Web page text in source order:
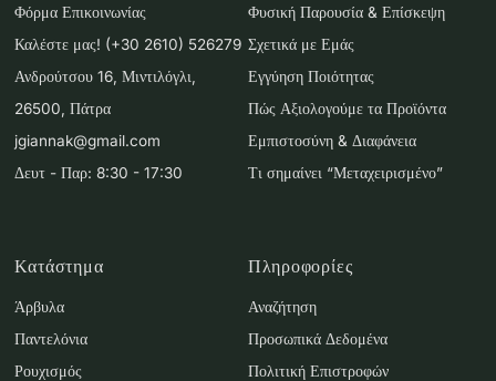
Φόρμα Επικοινωνίας
Καλέστε μας! (+30 2610) 526279
Ανδρούτσου 16, Μιντιλόγλι,
26500, Πάτρα
jgiannak@gmail.com
Δευτ - Παρ: 8:30 - 17:30
Φυσική Παρουσία & Επίσκεψη
Σχετικά με Εμάς
Εγγύηση Ποιότητας
Πώς Αξιολογούμε τα Προϊόντα
Εμπιστοσύνη & Διαφάνεια
Τι σημαίνει “Μεταχειρισμένο”
Κατάστημα
Άρβυλα
Παντελόνια
Ρουχισμός
Πληροφορίες
Αναζήτηση
Προσωπικά Δεδομένα
Πολιτική Επιστροφών